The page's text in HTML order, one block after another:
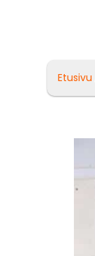
Etusivu